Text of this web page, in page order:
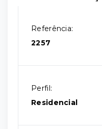
Referência:
2257
Perfil:
Residencial